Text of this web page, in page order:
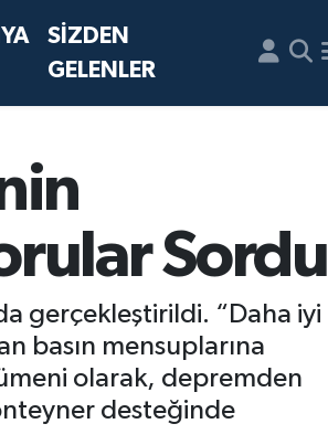
SİZDEN
GELENLER
Sordu
gerçekleştirildi. “Daha iyi
basın mensuplarına
olarak, depremden
desteğinde